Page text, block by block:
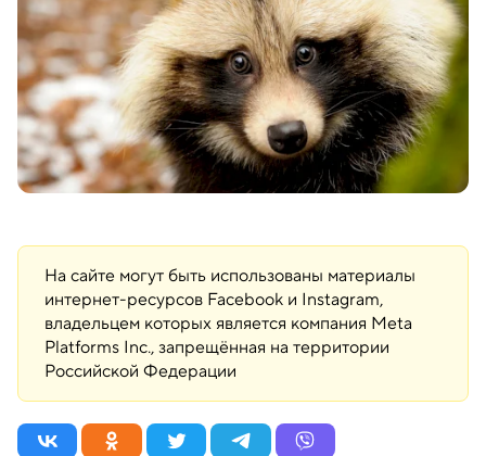
На сайте могут быть использованы материалы
интернет-ресурсов Facebook и Instagram,
владельцем которых является компания Meta
Platforms Inc., запрещённая на территории
Российской Федерации